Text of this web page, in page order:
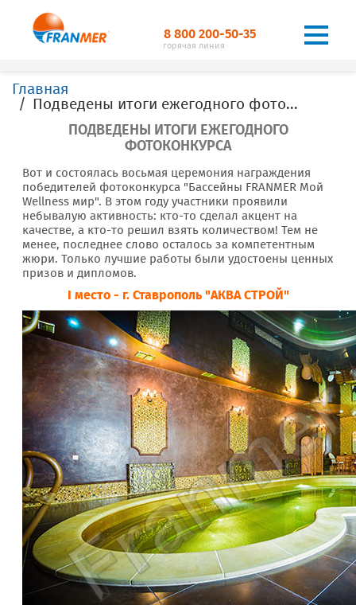
8 800 200-50-35
горячая линия
Главная
Подведены итоги ежегодного фотоконкурса
ПОДВЕДЕНЫ ИТОГИ ЕЖЕГОДНОГО
ФОТОКОНКУРСА
Вот и состоялась восьмая церемония награждения
победителей фотоконкурса "Бассейны FRANMER Мой
Wellness мир". В этом году участники проявили
небывалую активность: кто-то сделал акцент на
качестве, а кто-то решил взять количеством! Тем не
менее, последнее слово осталось за компетентным
жюри. Только лучшие работы были удостоены ценных
призов и дипломов.
I место - г. Ставрополь "АКВА СТРОЙ"